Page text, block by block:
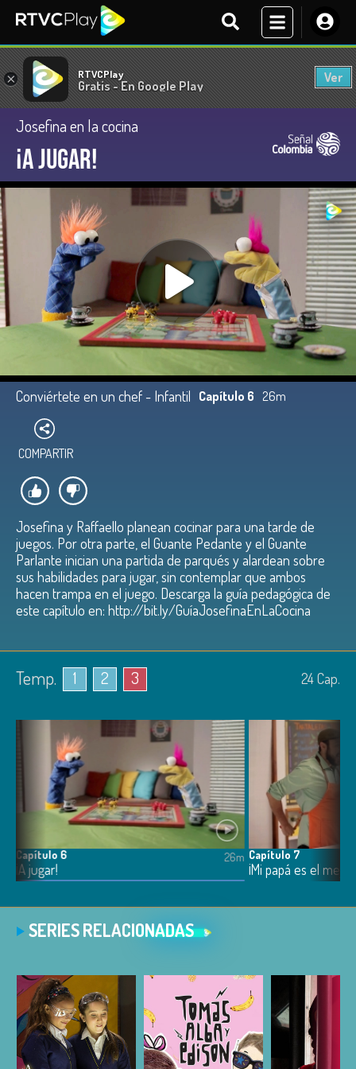
× RTVCPlay
Gratis - En Google Play
Ver
Josefina en la cocina
¡A jugar!
Conviértete en un chef - Infantil Capítulo 6 26m
COMPARTIR
Josefina y Raffaello planean cocinar para una tarde de
juegos. Por otra parte, el Guante Pedante y el Guante
Parlante inician una partida de parqués y alardean sobre
sus habilidades para jugar, sin contemplar que ambos
hacen trampa en el juego. Descarga la guía pedagógica de
este capítulo en: http://bit.ly/GuíaJosefinaEnLaCocina
Temp. 1 2 3 24Cap.
Capítulo 6
¡A jugar!
26m Capítulo 7
¡Mi papá es el
SERIES RELACIONADAS